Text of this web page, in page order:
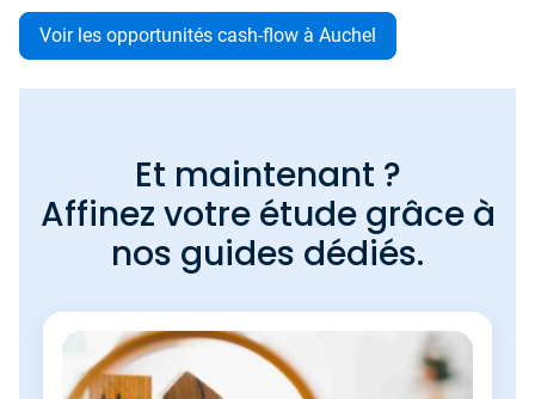
Voir les opportunités cash-flow à Auchel
Et maintenant ?
Affinez votre étude grâce à
nos guides dédiés.